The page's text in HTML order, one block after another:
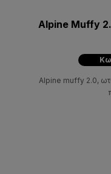
Alpine Muffy
Alpine muffy 2.0,